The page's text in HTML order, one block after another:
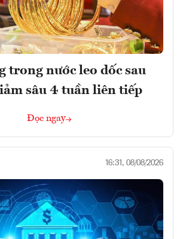
trong nước leo dốc sau
sâu 4 tuần liên tiếp
Đọc ngay
16:31, 08/08/2026